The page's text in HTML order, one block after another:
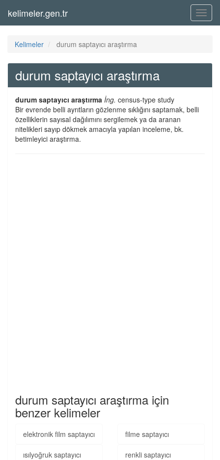
Menü
kelimeler.gen.tr
Kelimeler durum saptayıcı araştırma
durum saptayıcı araştırma
durum saptayıcı araştırma İng. census-type study
Bir evrende belli ayrıtların gözlenme sıklığını saptamak, belli
özelliklerin sayısal dağılımını sergilemek ya da aranan
nitelikleri sayıp dökmek amacıyla yapılan inceleme, bk.
betimleyici araştırma.
durum saptayıcı araştırma için
benzer kelimeler
elektronik film saptayıcı filme saptayıcı
ısılyoğruk saptayıcı renkli saptayıcı